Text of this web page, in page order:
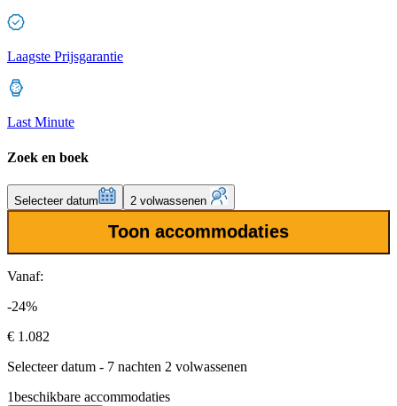
Laagste Prijsgarantie
Last Minute
Zoek en boek
Selecteer datum 2 volwassenen
Toon accommodaties
Vanaf:
-24%
€ 1.082
Selecteer datum - 7 nachten 2 volwassenen
1beschikbare accommodaties